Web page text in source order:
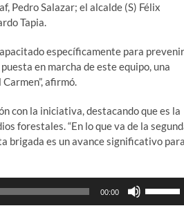
Pedro Salazar; el alcalde (S) Félix
Tapia.
específicamente para prevenir
en marcha de este equipo, una
afirmó.
con la iniciativa, destacando que es la
forestales. “En lo que va de la
brigada es un avance significativo para
00:00